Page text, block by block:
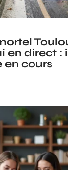
en direct :
en cours